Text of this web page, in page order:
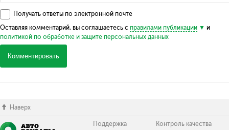
Получать ответы по электронной почте
Оставляя комментарий, вы соглашаетесь с правилами публикации
и
политикой по обработке и защите персональных данных
Комментировать
Наверх
Поддержка
Контроль качества